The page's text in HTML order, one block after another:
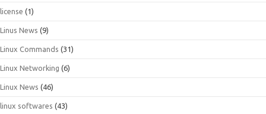
license (1)
Linus News (9)
Linux Commands (31)
Linux Networking (6)
Linux News (46)
linux softwares (43)